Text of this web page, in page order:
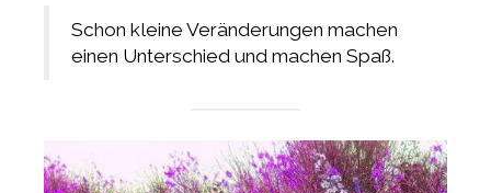
Schon kleine Veränderungen machen
einen Unterschied und machen Spaß.